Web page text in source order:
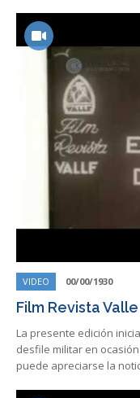
VIDEO 00/00/1930
Film Revista
La presente edición
desfile militar en
puede apreciarse la